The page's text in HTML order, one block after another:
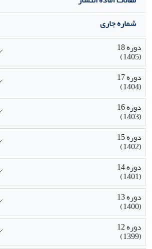
شماره جاری
دوره 18
(1405)
دوره 17
(1404)
دوره 16
(1403)
دوره 15
(1402)
دوره 14
(1401)
دوره 13
(1400)
دوره 12
(1399)